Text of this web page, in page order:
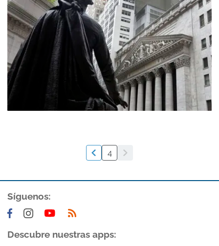
4
Síguenos:
Descubre nuestras apps: